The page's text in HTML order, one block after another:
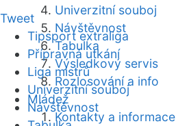
Univerzitní souboj
Návštěvnost
Tabulka
Výsledkový servis
Rozlosování a info
Mládež
Kontakty a informace
Tweet
Tipsport extraliga
Přípravná utkání
Liga mistrů
Univerzitní souboj
Návštěvnost